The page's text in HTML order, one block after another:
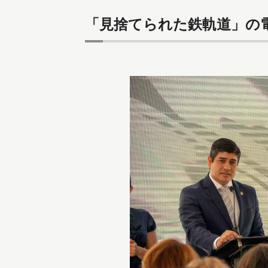
「見捨てられた鉄軌道」の